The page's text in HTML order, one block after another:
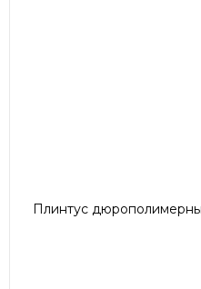
Плинтус